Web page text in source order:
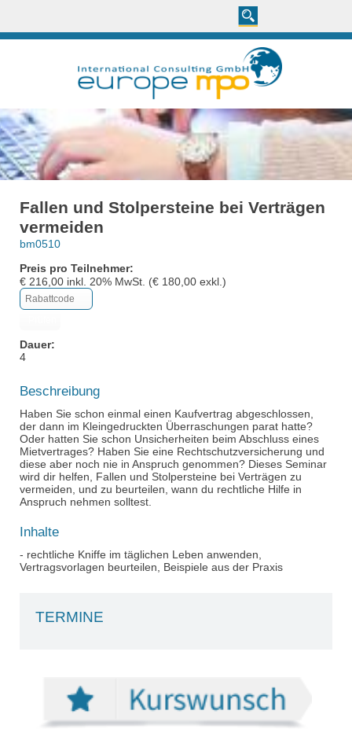
Fallen und Stolpersteine bei Verträgen
vermeiden
bm0510
Preis pro Teilnehmer:
€ 216,00 inkl. 20% MwSt. (€ 180,00 exkl.)
Dauer:
4
Beschreibung
Haben Sie schon einmal einen Kaufvertrag abgeschlossen,
der dann im Kleingedruckten Überraschungen parat hatte?
Oder hatten Sie schon Unsicherheiten beim Abschluss eines
Mietvertrages? Haben Sie eine Rechtschutzversicherung und
diese aber noch nie in Anspruch genommen? Dieses Seminar
wird dir helfen, Fallen und Stolpersteine bei Verträgen zu
vermeiden, und zu beurteilen, wann du rechtliche Hilfe in
Anspruch nehmen solltest.
Inhalte
- rechtliche Kniffe im täglichen Leben anwenden,
Vertragsvorlagen beurteilen, Beispiele aus der Praxis
TERMINE